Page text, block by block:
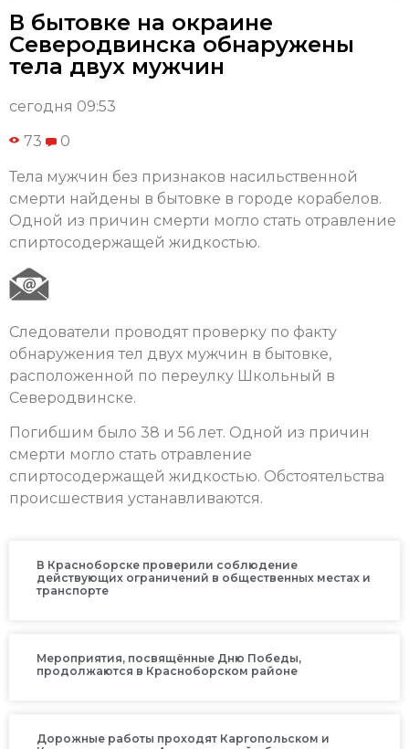
В бытовке на окраине
Северодвинска обнаружены
тела двух мужчин
сегодня 09:53
73 0
Тела мужчин без признаков насильственной
смерти найдены в бытовке в городе корабелов.
Одной из причин смерти могло стать отравление
спиртосодержащей жидкостью.
Следователи проводят проверку по факту
обнаружения тел двух мужчин в бытовке,
расположенной по переулку Школьный в
Северодвинске.
Погибшим было 38 и 56 лет. Одной из причин
смерти могло стать отравление
спиртосодержащей жидкостью. Обстоятельства
происшествия устанавливаются.
В Красноборске проверили соблюдение
действующих ограничений в общественных местах и
транспорте
Мероприятия, посвящённые Дню Победы,
продолжаются в Красноборском районе
Дорожные работы проходят Каргопольском и